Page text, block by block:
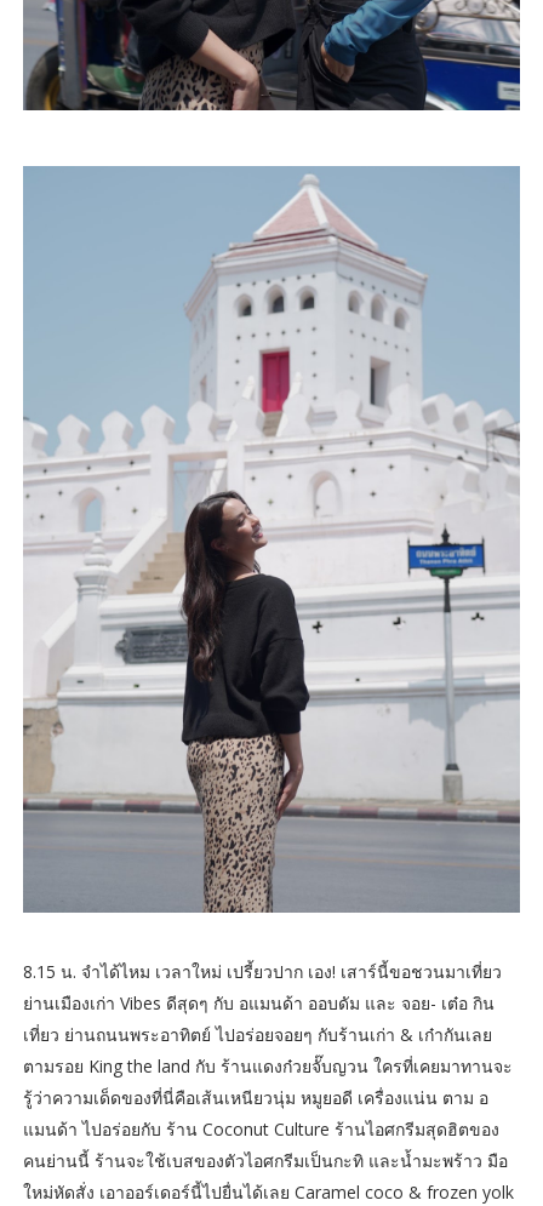
8.15 น. จำได้ไหม เวลาใหม่ เปรี้ยวปาก เอง! เสาร์นี้ขอชวนมาเที่ยว
ย่านเมืองเก่า Vibes ดีสุดๆ กับ อแมนด้า ออบดัม และ จอย- เต๋อ กิน
เที่ยว ย่านถนนพระอาทิตย์ ไปอร่อยจอยๆ กับร้านเก่า & เก๋ากันเลย
ตามรอย King the land กับ ร้านแดงก๋วยจั๊บญวน ใครที่เคยมาทานจะ
รู้ว่าความเด็ดของที่นี่คือเส้นเหนียวนุ่ม หมูยอดี เครื่องแน่น ตาม อ
แมนด้า ไปอร่อยกับ ร้าน Coconut Culture ร้านไอศกรีมสุดฮิตของ
คนย่านนี้ ร้านจะใช้เบสของตัวไอศกรีมเป็นกะทิ และน้ำมะพร้าว มือ
ใหม่หัดสั่ง เอาออร์เดอร์นี้ไปยื่นได้เลย Caramel coco & frozen yolk